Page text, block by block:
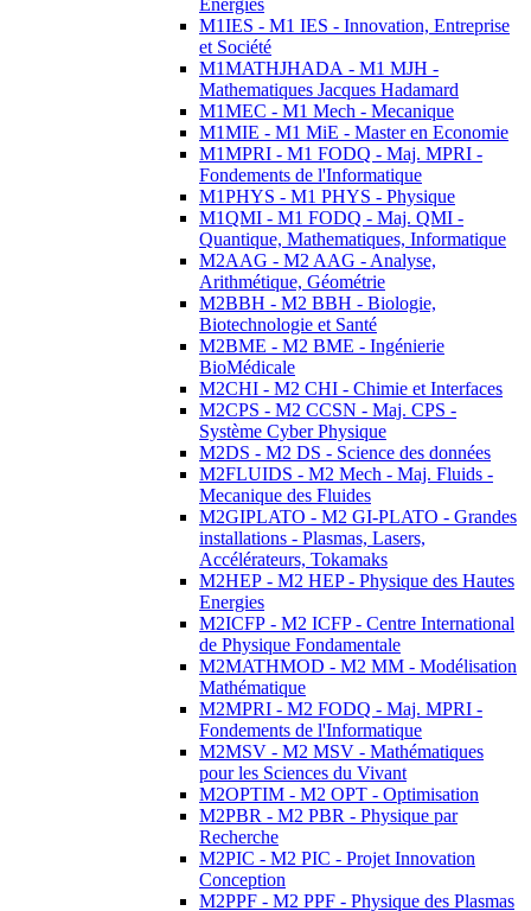
Energies
M1IES - M1 IES - Innovation, Entreprise
et Société
M1MATHJHADA - M1 MJH -
Mathematiques Jacques Hadamard
M1MEC - M1 Mech - Mecanique
M1MIE - M1 MiE - Master en Economie
M1MPRI - M1 FODQ - Maj. MPRI -
Fondements de l'Informatique
M1PHYS - M1 PHYS - Physique
M1QMI - M1 FODQ - Maj. QMI -
Quantique, Mathematiques, Informatique
M2AAG - M2 AAG - Analyse,
Arithmétique, Géométrie
M2BBH - M2 BBH - Biologie,
Biotechnologie et Santé
M2BME - M2 BME - Ingénierie
BioMédicale
M2CHI - M2 CHI - Chimie et Interfaces
M2CPS - M2 CCSN - Maj. CPS -
Système Cyber Physique
M2DS - M2 DS - Science des données
M2FLUIDS - M2 Mech - Maj. Fluids -
Mecanique des Fluides
M2GIPLATO - M2 GI-PLATO - Grandes
installations - Plasmas, Lasers,
Accélérateurs, Tokamaks
M2HEP - M2 HEP - Physique des Hautes
Energies
M2ICFP - M2 ICFP - Centre International
de Physique Fondamentale
M2MATHMOD - M2 MM - Modélisation
Mathématique
M2MPRI - M2 FODQ - Maj. MPRI -
Fondements de l'Informatique
M2MSV - M2 MSV - Mathématiques
pour les Sciences du Vivant
M2OPTIM - M2 OPT - Optimisation
M2PBR - M2 PBR - Physique par
Recherche
M2PIC - M2 PIC - Projet Innovation
Conception
M2PPF - M2 PPF - Physique des Plasmas